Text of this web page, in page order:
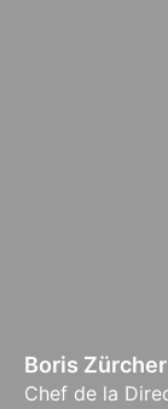
Boris Zürcher
Chef de la